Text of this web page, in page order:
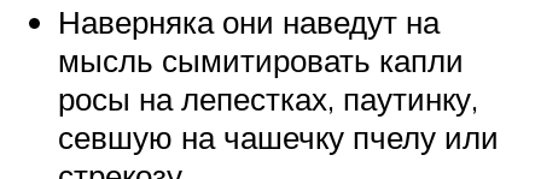
Наверняка они наведут на
мысль сымитировать капли
росы на лепестках, паутинку,
севшую на чашечку пчелу или